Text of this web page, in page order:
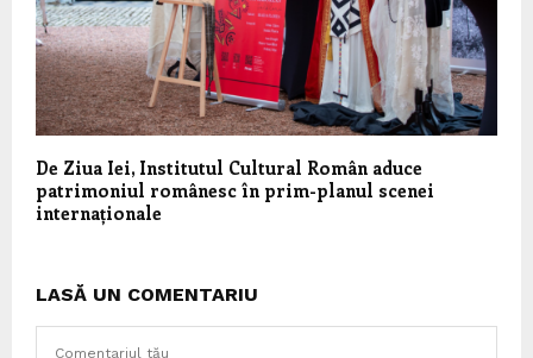
De Ziua Iei, Institutul Cultural Român aduce
patrimoniul românesc în prim-planul scenei
internaționale
LASĂ UN COMENTARIU